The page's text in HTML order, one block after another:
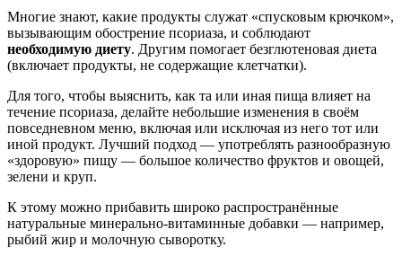
Многие знают, какие продукты служат «спусковым крючком»,
вызывающим обострение псориаза, и соблюдают
необходимую диету. Другим помогает безглютеновая диета
(включает продукты, не содержащие клетчатки).
Для того, чтобы выяснить, как та или иная пища влияет на
течение псориаза, делайте небольшие изменения в своём
повседневном меню, включая или исключая из него тот или
иной продукт. Лучший подход — употреблять разнообразную
«здоровую» пищу — большое количество фруктов и овощей,
зелени и круп.
К этому можно прибавить широко распространённые
натуральные минерально-витаминные добавки — например,
рыбий жир и молочную сыворотку.